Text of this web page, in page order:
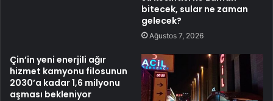
bitecek, sular ne zaman
gelecek?
Ağustos 7, 2026
Çin’in yeni enerjili ağır
hizmet kamyonu filosunun
2030’a kadar 1,6 milyonu
aşması bekleniyor